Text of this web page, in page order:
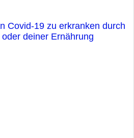
Covid-19 zu erkranken durch
deiner Ernährung